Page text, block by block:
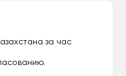
за час